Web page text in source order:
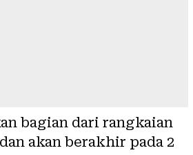
bagian dari rangkaian
akan berakhir pada 2